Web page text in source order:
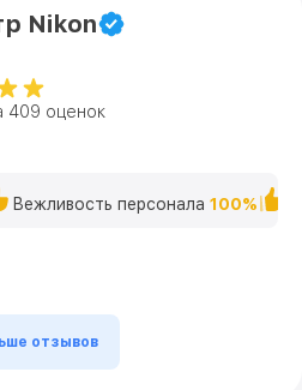
Nikon
409 оценок
Вежливость персонала 100%
отзывов